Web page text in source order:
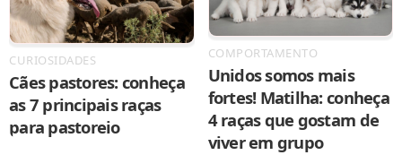
CURIOSIDADES
Cães pastores: conheça
as 7 principais raças
para pastoreio
COMPORTAMENTO
Unidos somos mais
fortes! Matilha: conheça
4 raças que gostam de
viver em grupo